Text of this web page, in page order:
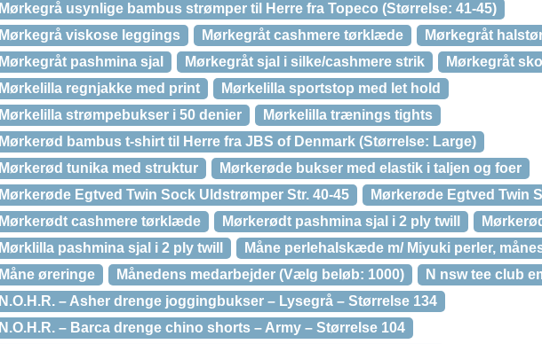
Mørkegrå usynlige bambus strømper til Herre fra Topeco (Størrelse: 41-45)
Mørkegrå viskose leggings
Mørkegråt cashmere tørklæde
Mørkegråt
Mørkegråt pashmina sjal
Mørkegråt sjal i silke/cashmere strik
Mørkegråt
Mørkelilla regnjakke med print
Mørkelilla sportstop med let hold
Mørkelilla strømpebukser i 50 denier
Mørkelilla trænings tights
Mørkerød bambus t-shirt til Herre fra JBS of Denmark (Størrelse: Large)
Mørkerød tunika med struktur
Mørkerøde bukser med elastik i taljen og foer
Mørkerøde Egtved Twin Sock Uldstrømper Str. 40-45
Mørkerøde Egtved Twin
Mørkerødt cashmere tørklæde
Mørkerødt pashmina sjal i 2 ply twill
Mørklilla pashmina sjal i 2 ply twill
Måne perlehalskæde m/ Miyuki perler,
Måne øreringe
Månedens medarbejder (Vælg beløb: 1000)
N nsw tee club
N.O.H.R. – Asher drenge joggingbukser – Lysegrå – Størrelse 134
N.O.H.R. – Barca drenge chino shorts – Army – Størrelse 104